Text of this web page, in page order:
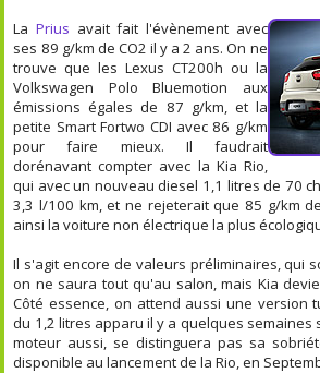
LaPrius avait fait l'évènement avec
ses 89 g/km de CO2 il y a 2 ans. On ne
trouve que les Lexus CT200h ou la
Volkswagen Polo Bluemotion aux
émissions égales de 87 g/km, et la
petite Smart Fortwo CDI avec 86 g/km
pour faire mieux. Il faudrait
dorénavant compter avec la Kia Rio,
qui avec un nouveau diesel 1,1 litres de 70
3,3 l/100 km, et ne rejeterait que 85 g/km
ainsi la voiture non électrique la plus
Il s'agit encore de valeurs préliminaires, qui
on ne saura tout qu'au salon, mais Kia
Côté essence, on attend aussi une version
du 1,2 litres apparu il y a quelques semaines
moteur aussi, se distinguera pas sa
disponible au lancement de la Rio, en